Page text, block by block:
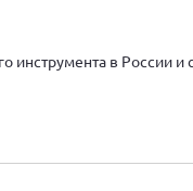
в России и